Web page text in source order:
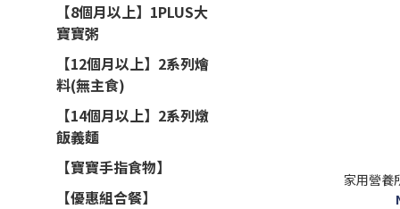
【8個月以上】1PLUS大
寶寶粥
【12個月以上】2系列燴
料(無主食)
【14個月以上】2系列燉
飯義麵
【寶寶手指食物】
【優惠組合餐】
家用營養